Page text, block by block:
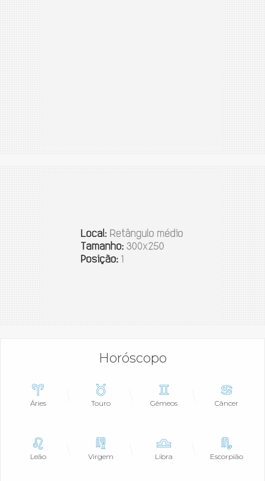
Horóscopo
Áries Touro Gêmeos Câncer
Leão Virgem Libra Escorpião